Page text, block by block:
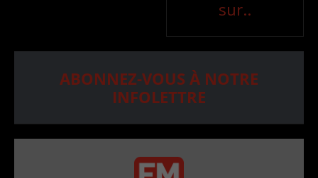
sur..
ABONNEZ-VOUS À NOTRE
INFOLETTRE